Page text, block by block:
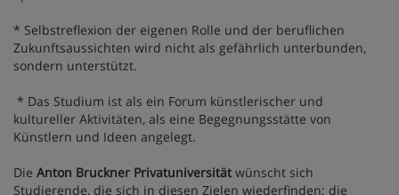
* Selbstreflexion der eigenen Rolle und der beruflichen
Zukunftsaussichten wird nicht als gefährlich unterbunden,
sondern unterstützt.
* Das Studium ist als ein Forum künstlerischer und
kultureller Aktivitäten, als eine Begegnungsstätte von
Künstlern und Ideen angelegt.
Die Anton Bruckner Privatuniversität wünscht sich
Studierende, die sich in diesen Zielen wiederfinden; die